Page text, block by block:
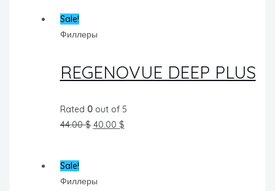
Sale!
Филлеры
REGENOVUE DEEP PLUS
Rated 0out of 5
44.00$ 40.00 $
Sale!
Филлеры